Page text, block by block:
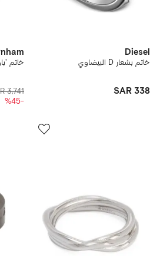
Diesel
خاتم بشعار D البيضاوي
SAR 338
خاتم
3,741
-%45